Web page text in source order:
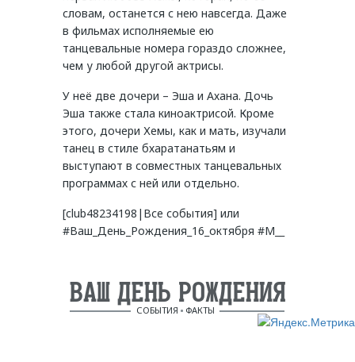
словам, останется с нею навсегда. Даже
в фильмах исполняемые ею
танцевальные номера гораздо сложнее,
чем у любой другой актрисы.
У неё две дочери – Эша и Ахана. Дочь
Эша также стала киноактрисой. Кроме
этого, дочери Хемы, как и мать, изучали
танец в стиле бхаратанатьям и
выступают в совместных танцевальных
программах с ней или отдельно.
[club48234198|Все события] или
#Ваш_День_Рождения_16_октября #М__
ВАШ ДЕНЬ РОЖДЕНИЯ
СОБЫТИЯ ФАКТЫ